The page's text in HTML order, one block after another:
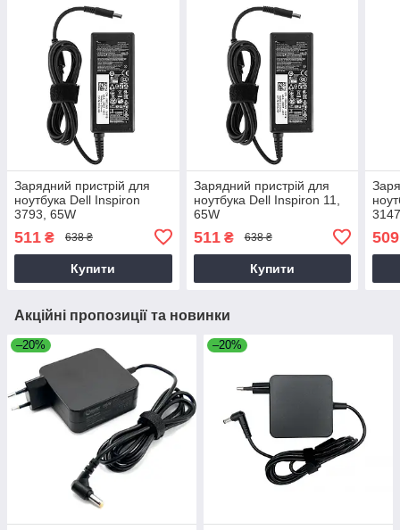
Зарядний пристрій для
ноутбука Dell Inspiron
3793, 65W
511 ₴ 638 ₴
Купити
Зарядний пристрій для
ноутбука Dell Inspiron 11,
65W
511₴ 638 ₴
Купити
509
Акційні пропозиції та новинки
–20% –20%